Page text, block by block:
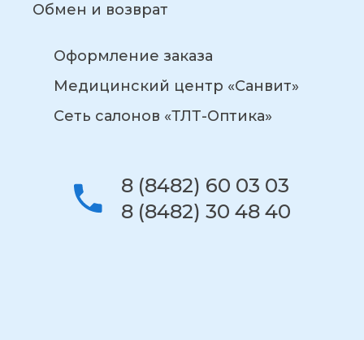
Обмен и возврат
Оформление заказа
Медицинский центр «Санвит»
Сеть салонов «ТЛТ-Оптика»
8 (8482) 60 03 03
8 (8482) 30 48 40